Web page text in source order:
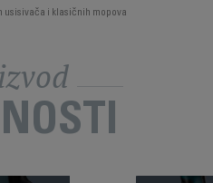
usisivača i klasičnih mopova